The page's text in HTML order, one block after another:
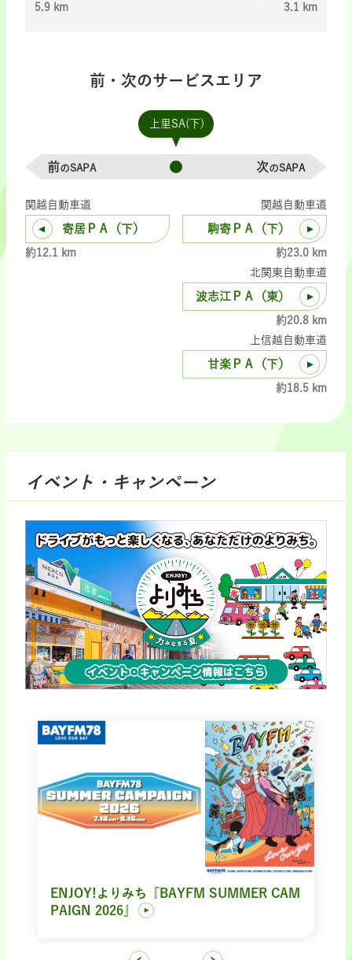
5.9 km 3.1 km
前・次のサービスエリア
上里SA(下)
前のSAPA 次のSAPA
関越自動車道
寄居ＰＡ（下）
約12.1 km
関越自動車道
駒寄ＰＡ（下）
約23.0 km
北関東自動車道
波志江ＰＡ（東）
約20.8 km
上信越自動車道
甘楽ＰＡ（下）
約18.5 km
イベント・キャンペーン
ENJOY!よりみち『BAYFM SUMMER CAM
PAIGN 2026』